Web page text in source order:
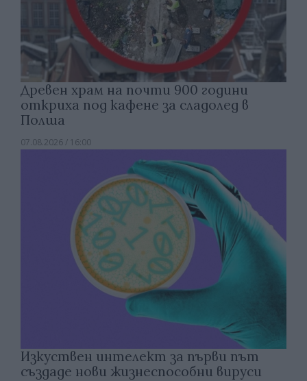
Древен храм на почти 900 години
откриха под кафене за сладолед в
Полша
07.08.2026 / 16:00
Изкуствен интелект за първи път
създаде нови жизнеспособни вируси